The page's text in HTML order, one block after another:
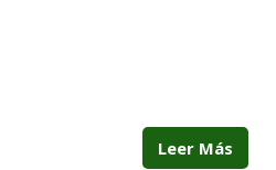
Leer Más